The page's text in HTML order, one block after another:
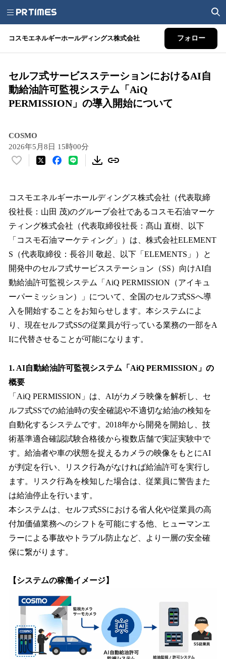
コスモエネルギーホールディングス株式会社 フォロー
セルフ式サービスステーションにおけるAI自
動給油許可監視システム「AiQ
PERMISSION」の導入開始について
COSMO
2026年5月8日 15時00分
い
！
数
を
読
み
込
み
中
で
す
コスモエネルギーホールディングス株式会社（代表取締
役社長：山田 茂)のグループ会社であるコスモ石油マーケ
ティング株式会社（代表取締役社長：髙山 直樹、以下
「コスモ石油マーケティング」）は、株式会社ELEMENT
S（代表取締役：長谷川 敬起、以下「ELEMENTS」）と
開発中のセルフ式サービスステーション（SS）向けAI自
動給油許可監視システム「AiQ PERMISSION（アイキュ
ーパーミッション）」について、全国のセルフ式SSへ導
入を開始することをお知らせします。本システムによ
り、現在セルフ式SSの従業員が行っている業務の一部をA
Iに代替させることが可能になります。
1. AI自動給油許可監視システム「AiQ PERMISSION」の
概要
「AiQ PERMISSION」は、AIがカメラ映像を解析し、セ
ルフ式SSでの給油時の安全確認や不適切な給油の検知を
自動化するシステムです。2018年から開発を開始し、技
術基準適合確認試験合格後から複数店舗で実証実験中で
す。給油者や車の状態を捉えるカメラの映像をもとにAI
が判定を行い、リスク行為がなければ給油許可を実行し
ます。リスク行為を検知した場合は、従業員に警告また
は給油停止を行います。
本システムは、セルフ式SSにおける省人化や従業員の高
付加価値業務へのシフトを可能にする他、ヒューマンエ
ラーによる事故やトラブル防止など、より一層の安全確
保に繋がります。
【システムの稼働イメージ】